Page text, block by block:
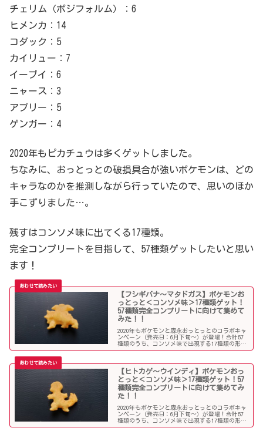
チェリム（ポジフォルム）：6
ヒメンカ：14
コダック：5
カイリュー：7
イーブイ：6
ニャース：3
アブリー：5
ゲンガー：4
2020年もピカチュウは多くゲットしました。
ちなみに、おっとっとの破損具合が強いポケモンは、どの
キャラなのかを推測しながら行っていたので、思いのほか
手こずりました…。
残すはコンソメ味に出てくる17種類。
完全コンプリートを目指して、57種類ゲットしたいと思い
ます！
【フシギバナ～マタドガス】ポケモンお
っとっと＜コンソメ味＞17種類ゲット！
57種類完全コンプリートに向けて集めて
みた！！
2020年もポケモンと森永おっとっとのコラボキャ
ンペーン（発売日：6月下旬～）が登場！合計57
種類のうち、コンソメ味で出現する17種類の形を
一覧で紹介します！
【ヒトカゲ～ウインディ】ポケモンおっ
とっと＜コンソメ味＞17種類ゲット！57
種類完全コンプリートに向けて集めてみ
た！！
2020年もポケモンと森永おっとっとのコラボキャ
ンペーン（発売日：6月下旬～）が登場！合計57
種類のうち、コンソメ味で出現する17種類の形を
一覧で紹介します！